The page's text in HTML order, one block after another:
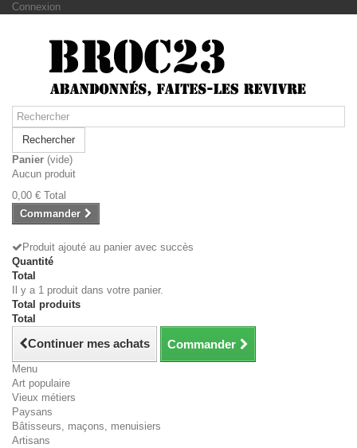
Connexion
Rechercher
Panier (vide)
Aucun produit
0,00 € Total
Commander
Produit ajouté au panier avec succès
Quantité
Total
Il y a 1 produit dans votre panier.
Total produits
Total
Continuer mes achats Commander
Menu
Art populaire
Vieux métiers
Paysans
Bâtisseurs, maçons, menuisiers
Artisans